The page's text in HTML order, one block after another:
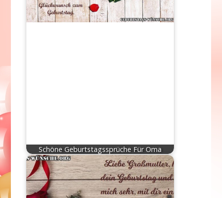
Schöne Geburtstagssprüche Für Oma